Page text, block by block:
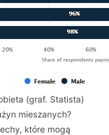
(graf. Statista)
mieszanych?
które mogą